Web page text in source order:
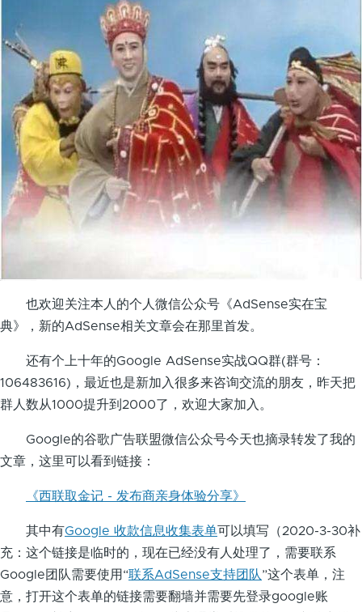
也欢迎关注本人的个人微信公众号《AdSense实在宝
典》，新的AdSense相关文章会在那里首发。
还有个上十年的Google AdSense实战QQ群(群号：
106483616)，最近也是新加入很多来咨询交流的朋友，昨天把
群人数从1000提升到2000了，欢迎大家加入。
Google的谷歌广告联盟微信公众号今天也摘录转发了我的
文章，这里可以看到链接：
《西联取金记 - 发布商亲身体验分享》
其中有Google 收款信息收集表单可以填写（2020-3-30补
充：这个链接是临时的，现在已经没有人处理了，需要联系
Google团队需要使用“联系AdSense支持团队”这个表单，注
意，打开这个表单的链接需要翻墙并需要先登录google账